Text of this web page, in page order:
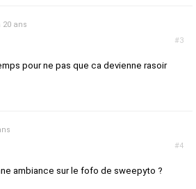
#3
20 ans
pour ne pas que ca devienne rasoir
#4
ambiance sur le fofo de sweepyto ?